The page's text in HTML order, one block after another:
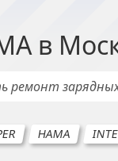
в
ремонт
HAMA